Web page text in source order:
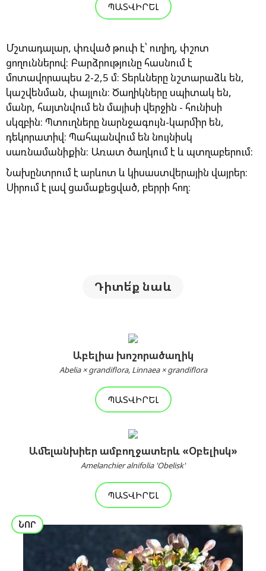
ՊԱՏՎԻՐԵԼ
Մշտադալար, փռված թուփ է՝ ուղիղ, փշոտ
ցողուններով: Բարձրությունը հասնում է
մոտավորապես 2-2,5 մ։ Տերևները նշտարաձև են,
կաշվենման, փայլուն։ Ծաղիկները սպիտակ են,
մանր, հայտնվում են մայիսի վերջին - հունիսի
սկզբին։ Պտուղները նարնջագույն-կարմիր են,
դեկորատիվ։ Պահպանվում են նույնիսկ
սառնամանիքին: Առատ ծաղկում է և պտղաբերում:
Նախընտրում է արևոտ և կիսաստվերային վայրեր։
Սիրում է լավ ցամաքեցված, բերրի հող:
Դիտե՛ք նաև
Աբելիա խոշորածաղիկ
Abelia × grandiflora, Linnaea × grandiflora
ՊԱՏՎԻՐԵԼ
Ամելանխիեր ամբողջատերև «Օբելիսկ»
Amelanchier alnifolia 'Obelisk'
ՊԱՏՎԻՐԵԼ
ՆՈՐ